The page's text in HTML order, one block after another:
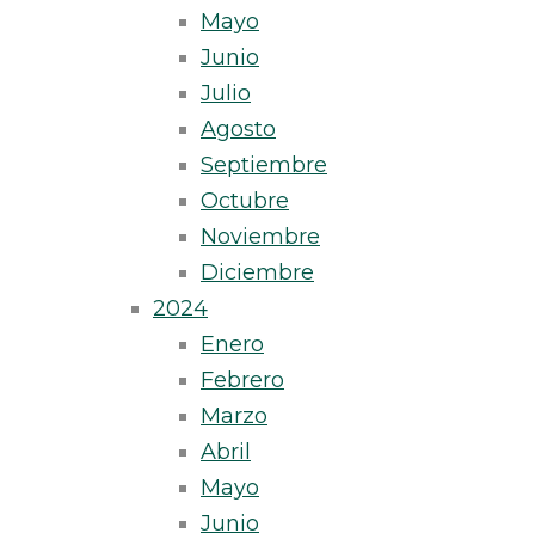
Mayo
Junio
Julio
Agosto
Septiembre
Octubre
Noviembre
Diciembre
2024
Enero
Febrero
Marzo
Abril
Mayo
Junio